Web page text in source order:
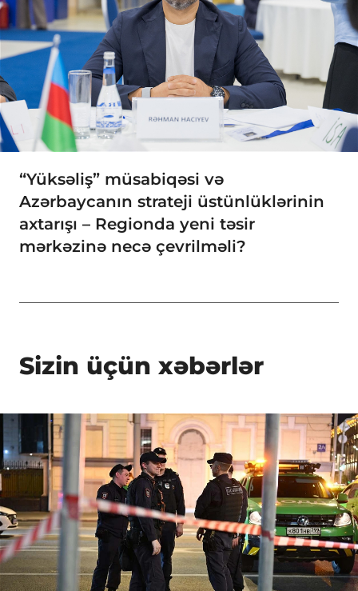
“Yüksəliş” müsabiqəsi və
Azərbaycanın strateji üstünlüklərinin
axtarışı – Regionda yeni təsir
mərkəzinə necə çevrilməli?
Sizin üçün xəbərlər